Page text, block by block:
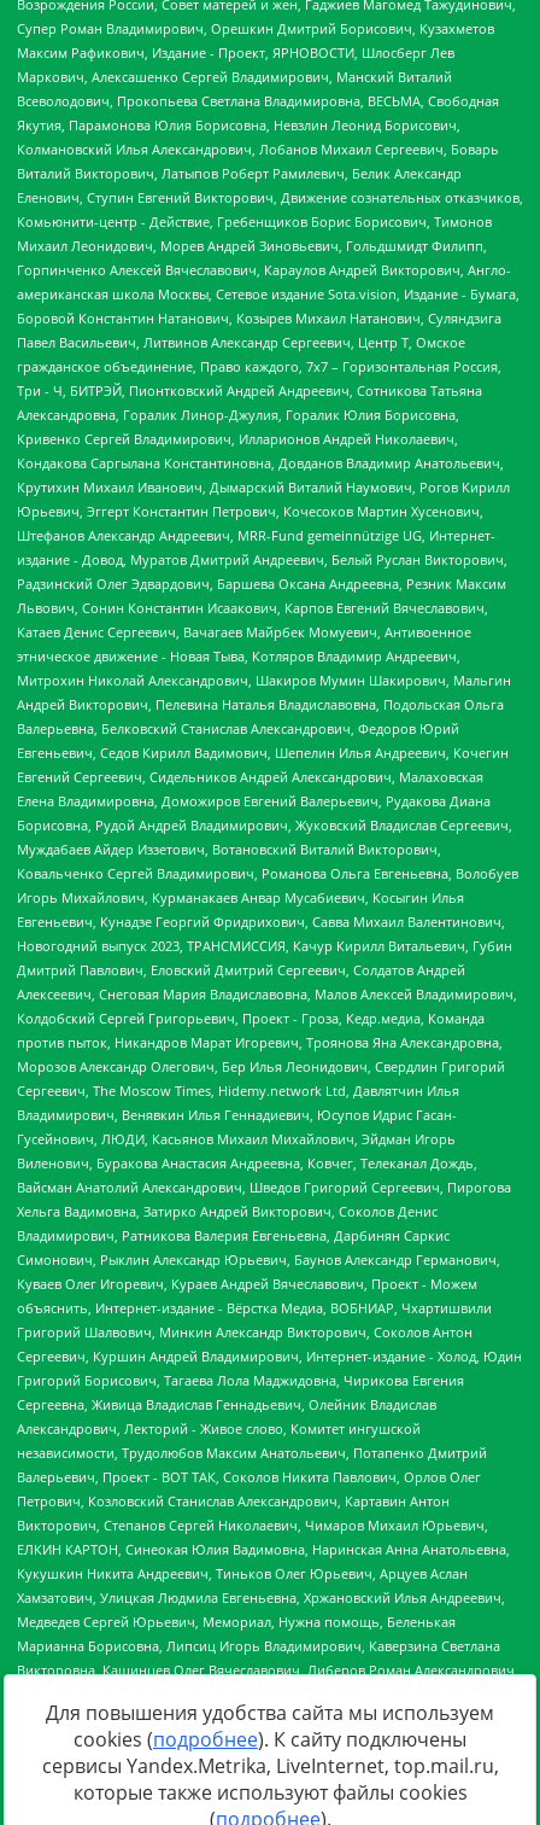
Источник:https://minjust.gov.ru/uploaded/files/reestr-
inostrannyih-agentov-22-03-2024.pdfданные на22.03.2024
Для повышения удобства сайта мы используем
cookies (подробнее). К сайту подключены
сервисы Yandex.Metrika, LiveInternet, top.mail.ru,
которые также используют файлы cookies
(подробнее).